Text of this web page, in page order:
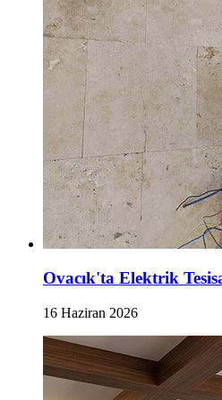
Ovacık'ta Elektrik
16 Haziran 2026